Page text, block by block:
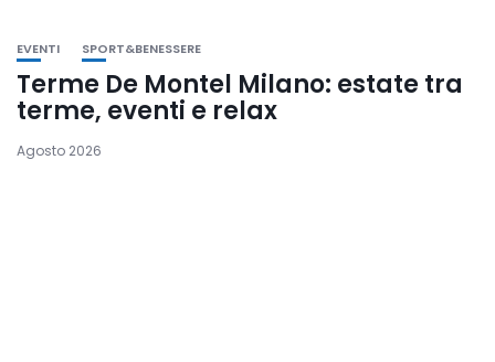
EVENTI SPORT&BENESSERE
Terme De Montel Milano: estate tra
terme, eventi e relax
Agosto 2026